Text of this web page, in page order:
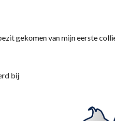
gekomen van mijn eerste
bij